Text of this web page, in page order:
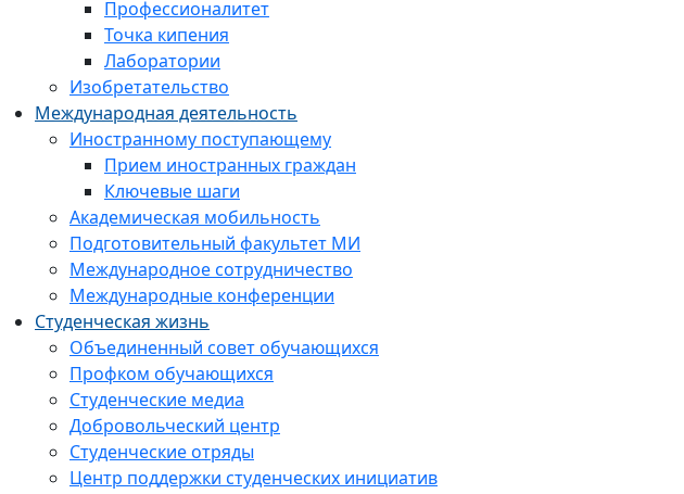
Профессионалитет
Точка кипения
Лаборатории
Изобретательство
Международная деятельность
Иностранному поступающему
Прием иностранных граждан
Ключевые шаги
Академическая мобильность
Подготовительный факультет МИ
Международное сотрудничество
Международные конференции
Студенческая жизнь
Объединенный совет обучающихся
Профком обучающихся
Студенческие медиа
Добровольческий центр
Студенческие отряды
Центр поддержки студенческих инициатив